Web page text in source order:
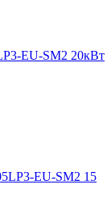
EU-SM2 20кВт